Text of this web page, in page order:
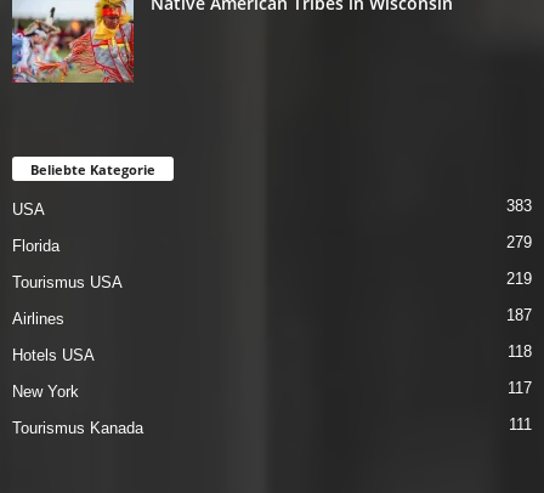
Beliebte Kategorie
USA 383
Florida 279
Tourismus USA 219
Airlines 187
Hotels USA 118
New York 117
Tourismus Kanada 111